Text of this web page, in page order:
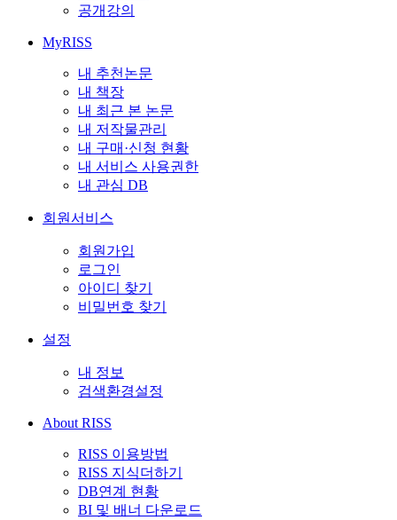
공개강의
MyRISS
내 추천논문
내 책장
내 최근 본 논문
내 저작물관리
내 구매·신청 현황
내 서비스 사용권한
내 관심 DB
회원서비스
회원가입
로그인
아이디 찾기
비밀번호 찾기
설정
내 정보
검색환경설정
About RISS
RISS 이용방법
RISS 지식더하기
DB연계 현황
BI 및 배너 다운로드